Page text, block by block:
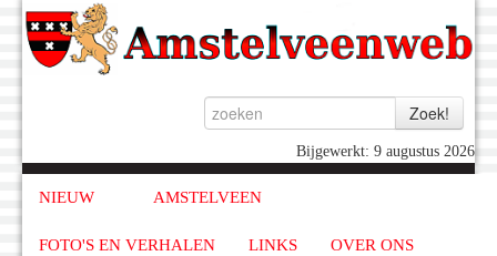
Bijgewerkt: 9 augustus 2026
NIEUW AMSTELVEEN
FOTO'S EN VERHALEN LINKS OVER ONS